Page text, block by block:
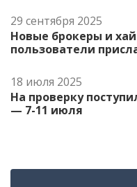
29 сентября 2025
Новые брокеры и
пользователи
18 июля 2025
На проверку
— 7-11 июля